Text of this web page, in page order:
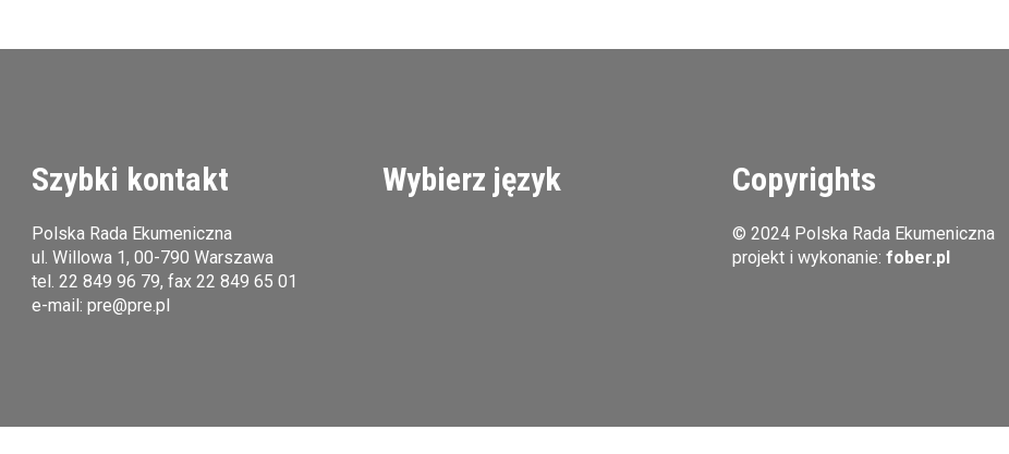
Szybki kontakt
Polska Rada Ekumeniczna
ul. Willowa 1, 00-790 Warszawa
tel.22 849 96 79, fax 22 849 65 01
e-mail:pre@pre.pl
Wybierz język Copyrights
© 2024 Polska Rada Ekumeniczna
projekt i wykonanie: fober.pl